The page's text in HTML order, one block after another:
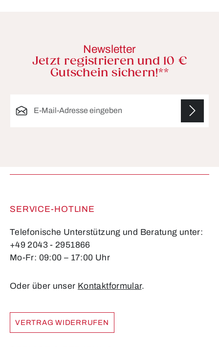
Newsletter
Jetzt registrieren und 10 €
Gutschein sichern!**
SERVICE-HOTLINE
Telefonische Unterstützung und Beratung unter:
+49 2043 - 2951866
Mo-Fr: 09:00 – 17:00 Uhr
Oder über unser Kontaktformular.
VERTRAG WIDERRUFEN